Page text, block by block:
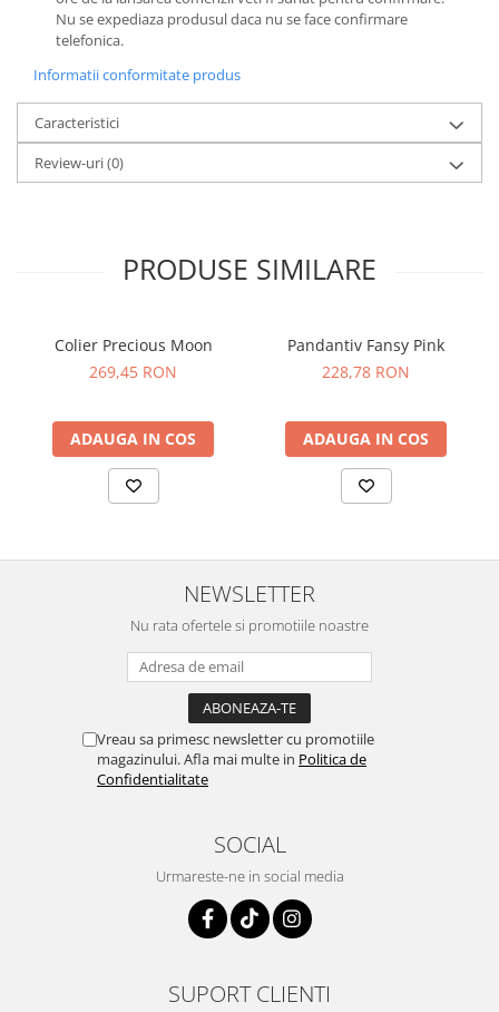
Nu se expediaza produsul daca nu se face confirmare
telefonica.
Informatii conformitate produs
Caracteristici
Review-uri(0)
PRODUSE SIMILARE
Colier Precious Moon
269,45 RON
ADAUGA IN COS
Pandantiv Fansy Pink
228,78 RON
ADAUGA IN COS
NEWSLETTER
Nu rata ofertele si promotiile noastre
Vreau sa primesc newsletter cu promotiile
magazinului. Afla mai multe in Politica de
Confidentialitate
SOCIAL
Urmareste-ne in social media
SUPORT CLIENTI